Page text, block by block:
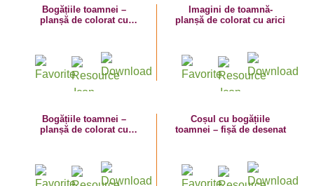
Bogățiile toamnei –
planșă de colorat cu
Imagini de toamnă-
planșă de colorat cu arici
Bogățiile toamnei –
planșă de colorat cu
Coșul cu bogățiile
toamnei – fișă de desenat